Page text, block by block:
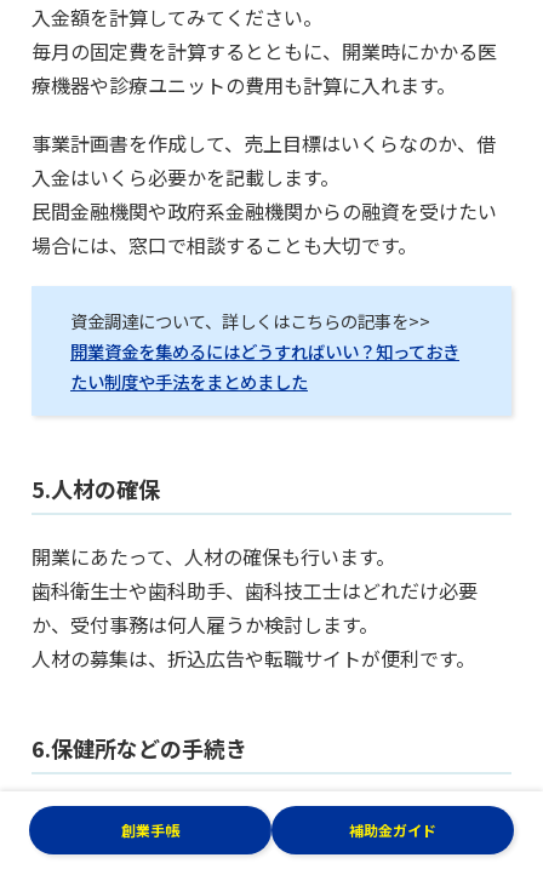
入金額を計算してみてください。
毎月の固定費を計算するとともに、開業時にかかる医
療機器や診療ユニットの費用も計算に入れます。
事業計画書を作成して、売上目標はいくらなのか、借
入金はいくら必要かを記載します。
民間金融機関や政府系金融機関からの融資を受けたい
場合には、窓口で相談することも大切です。
資金調達について、詳しくはこちらの記事を>>
開業資金を集めるにはどうすればいい？知っておき
たい制度や手法をまとめました
5.人材の確保
開業にあたって、人材の確保も行います。
歯科衛生士や歯科助手、歯科技工士はどれだけ必要
か、受付事務は何人雇うか検討します。
人材の募集は、折込広告や転職サイトが便利です。
6.保健所などの手続き
歯科医院を開設するには、保健所で開設届を提出しま
す。
創業手帳 補助金ガイド